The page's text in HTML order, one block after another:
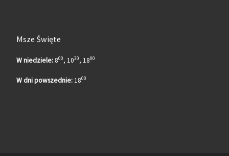
Msze Święte
W niedziele: 800, 1030, 1800
W dni powszednie:1800